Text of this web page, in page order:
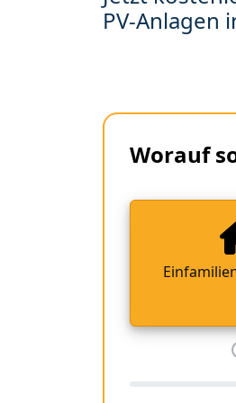
PV-Anlagen
Worauf